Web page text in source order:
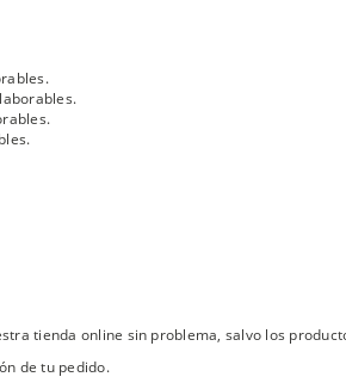
tienda online sin problema, salvo los
de tu pedido.